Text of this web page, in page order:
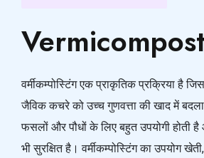
वर्मीकम्पोस्टिंग एक प्राकृतिक प्रक्रिया है
जैविक कचरे को उच्च गुणवत्ता की खाद में
फसलों और पौधों के लिए बहुत उपयोगी होती
भी सुरक्षित है। वर्मीकम्पोस्टिंग का उपयोग